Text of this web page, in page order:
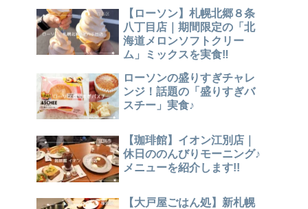
【ローソン】札幌北郷８条
八丁目店｜期間限定の「北
海道メロンソフトクリー
ム」ミックスを実食‼
ローソンの盛りすぎチャレ
ンジ！話題の「盛りすぎバ
スチー」実食♪
【珈琲館】イオン江別店｜
休日ののんびりモーニング♪
メニューを紹介します!!
【大戸屋ごはん処】新札幌